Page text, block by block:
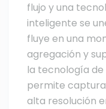
flujo y una
inteligente se
fluye en una
agregación y
la tecnología
permite
alta resolución